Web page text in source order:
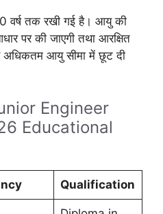
वर्ष तक रखी गई है। आयु की
पर की जाएगी तथा आरक्षित
अधिकतम आयु सीमा में छूट दी
Engineer
Educational
Qualification